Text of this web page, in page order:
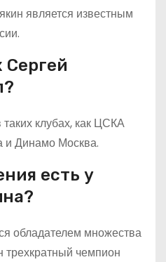
является известным
Сергей
клубах, как ЦСКА
и Динамо Москва.
есть у
обладателем множества
трехкратный чемпион